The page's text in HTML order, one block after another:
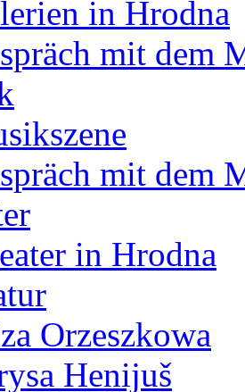
in Hrodna
mit dem
mit dem
in Hrodna
Orzeszkowa
Henijuš